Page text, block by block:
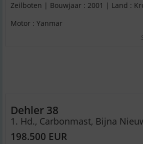
Zeilboten | Bouwjaar : 2001 | Land :
Motor : Yanmar
Dehler 38
1. Hd., Carbonmast, Bijna
198.500 EUR